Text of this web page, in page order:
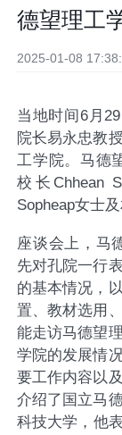
德望理工
2025-01-08
当地时间 6月29
院长易永忠教
工学院。马德
校长 Chhean
Sopheap女士
座谈会上，马
先对孔院一行
的基本情况，
置、教材选用、
能走访马德望
学院的发展情
要工作内容以
介绍了国立马
科技大学， 他